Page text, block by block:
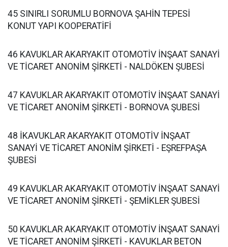
45 SINIRLI SORUMLU BORNOVA ŞAHİN TEPESİ
KONUT YAPI KOOPERATİFİ
46 KAVUKLAR AKARYAKIT OTOMOTİV İNŞAAT SANAYİ
VE TİCARET ANONİM ŞİRKETİ - NALDÖKEN ŞUBESİ
47 KAVUKLAR AKARYAKIT OTOMOTİV İNŞAAT SANAYİ
VE TİCARET ANONİM ŞİRKETİ - BORNOVA ŞUBESİ
48 İKAVUKLAR AKARYAKIT OTOMOTİV İNŞAAT
SANAYİ VE TİCARET ANONİM ŞİRKETİ - EŞREFPAŞA
ŞUBESİ
49 KAVUKLAR AKARYAKIT OTOMOTİV İNŞAAT SANAYİ
VE TİCARET ANONİM ŞİRKETİ - ŞEMİKLER ŞUBESİ
50 KAVUKLAR AKARYAKIT OTOMOTİV İNŞAAT SANAYİ
VE TİCARET ANONİM ŞİRKETİ - KAVUKLAR BETON